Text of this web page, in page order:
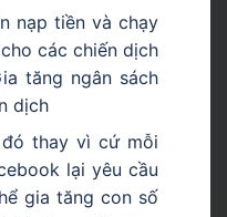
nạp tiền và chạy
các chiến dịch
tăng ngân sách
dịch
thay vì cứ mỗi
lại yêu cầu
gia tăng con số